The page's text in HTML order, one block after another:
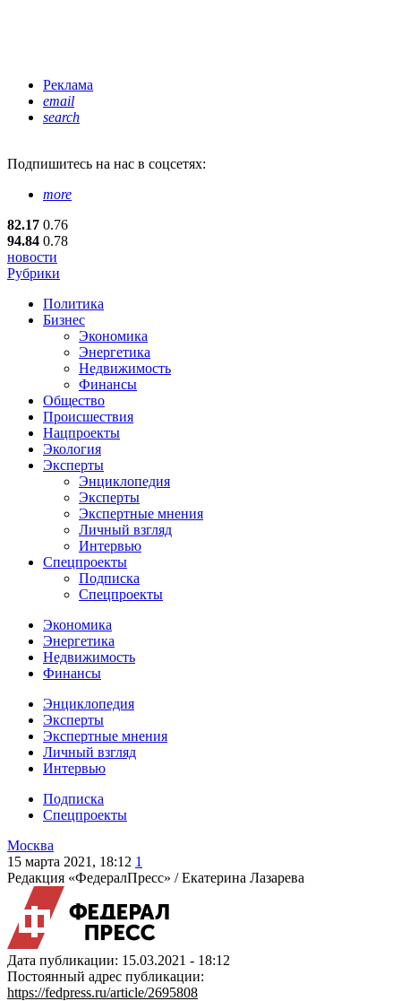
Реклама
email
search
Подпишитесь на нас в соцсетях:
more
82.17 0.76
94.84 0.78
новости
Рубрики
Политика
Бизнес
Экономика
Энергетика
Недвижимость
Финансы
Общество
Происшествия
Нацпроекты
Экология
Эксперты
Энциклопедия
Эксперты
Экспертные мнения
Личный взгляд
Интервью
Спецпроекты
Подписка
Спецпроекты
Экономика
Энергетика
Недвижимость
Финансы
Энциклопедия
Эксперты
Экспертные мнения
Личный взгляд
Интервью
Подписка
Спецпроекты
Москва
15 марта 2021, 18:12 1
Редакция «ФедералПресс» /Екатерина Лазарева
Дата публикации: 15.03.2021 - 18:12
Постоянный адрес публикации:
https://fedpress.ru/article/2695808